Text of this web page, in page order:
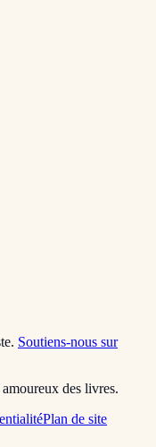
Soutiens-nous sur
des livres.
Plan de site